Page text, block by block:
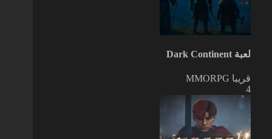
لعبة Dark Continent
قريبا MMORPG
4